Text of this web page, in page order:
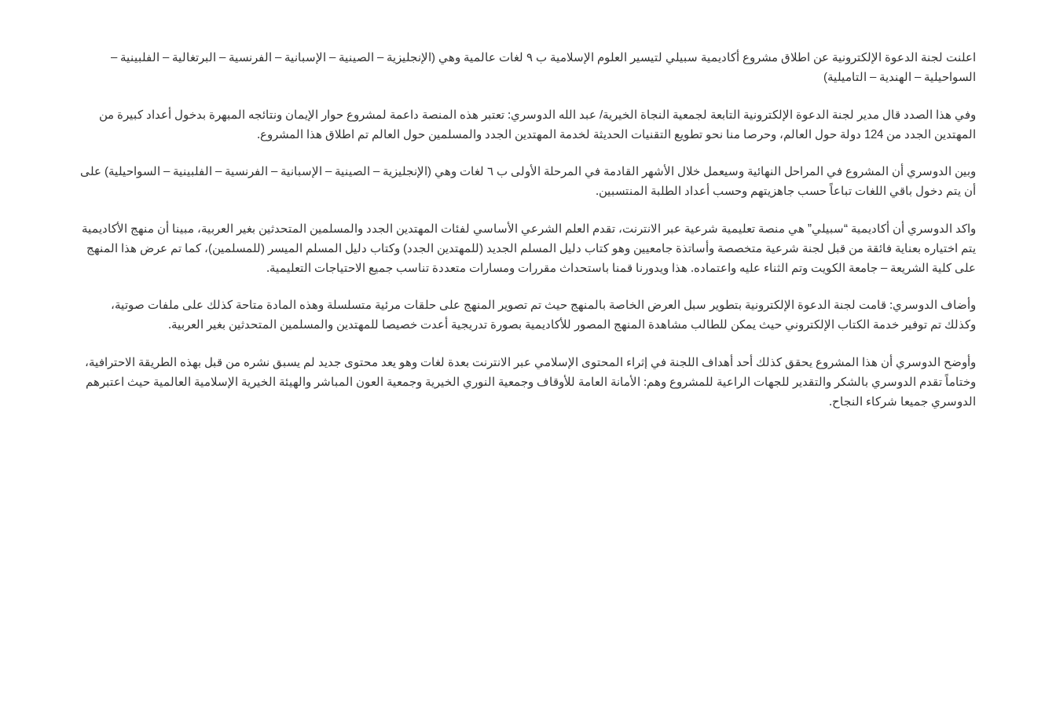
اعلنت لجنة الدعوة الإلكترونية عن اطلاق مشروع أكاديمية سبيلي لتيسير العلوم الإسلامية ب ٩ لغات عالمية وهي (الإنجليزية – الصينية – الإسبانية – الفرنسية – البرتغالية – الفلبينية –
السواحيلية – الهندية – التاميلية)
وفي هذا الصدد قال مدير لجنة الدعوة الإلكترونية التابعة لجمعية النجاة الخيرية/ عبد الله الدوسري: تعتبر هذه المنصة داعمة لمشروع حوار الإيمان ونتائجه المبهرة بدخول أعداد كبيرة من
المهتدين الجدد من 124 دولة حول العالم، وحرصا منا نحو تطويع التقنيات الحديثة لخدمة المهتدين الجدد والمسلمين حول العالم تم اطلاق هذا المشروع.
وبين الدوسري أن المشروع في المراحل النهائية وسيعمل خلال الأشهر القادمة في المرحلة الأولى ب ٦ لغات وهي (الإنجليزية – الصينية – الإسبانية – الفرنسية – الفلبينية – السواحيلية) على
أن يتم دخول باقي اللغات تباعاً حسب جاهزيتهم وحسب أعداد الطلبة المنتسبين.
واكد الدوسري أن أكاديمية “سبيلي” هي منصة تعليمية شرعية عبر الانترنت، تقدم العلم الشرعي الأساسي لفئات المهتدين الجدد والمسلمين المتحدثين بغير العربية، مبينا أن منهج الأكاديمية
يتم اختياره بعناية فائقة من قبل لجنة شرعية متخصصة وأساتذة جامعيين وهو كتاب دليل المسلم الجديد (للمهتدين الجدد) وكتاب دليل المسلم الميسر (للمسلمين)، كما تم عرض هذا المنهج
على كلية الشريعة – جامعة الكويت وتم الثناء عليه واعتماده. هذا ويدورنا قمنا باستحداث مقررات ومسارات متعددة تناسب جميع الاحتياجات التعليمية.
وأضاف الدوسري: قامت لجنة الدعوة الإلكترونية بتطوير سبل العرض الخاصة بالمنهج حيث تم تصوير المنهج على حلقات مرئية متسلسلة وهذه المادة متاحة كذلك على ملفات صوتية،
وكذلك تم توفير خدمة الكتاب الإلكتروني حيث يمكن للطالب مشاهدة المنهج المصور للأكاديمية بصورة تدريجية أعدت خصيصا للمهتدين والمسلمين المتحدثين بغير العربية.
وأوضح الدوسري أن هذا المشروع يحقق كذلك أحد أهداف اللجنة في إثراء المحتوى الإسلامي عبر الانترنت بعدة لغات وهو يعد محتوى جديد لم يسبق نشره من قبل بهذه الطريقة الاحترافية،
وختاماً تقدم الدوسري بالشكر والتقدير للجهات الراعية للمشروع وهم: الأمانة العامة للأوقاف وجمعية النوري الخيرية وجمعية العون المباشر والهيئة الخيرية الإسلامية العالمية حيث اعتبرهم
الدوسري جميعا شركاء النجاح.